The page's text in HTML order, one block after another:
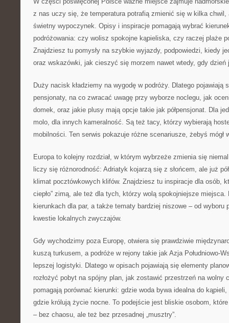
z nas uczy się, że temperatura potrafią zmienić się w kilka
świetny wypoczynek. Opisy i inspiracje pomagają wybrać
podróżowania: czy wolisz spokojne kąpieliska, czy raczej plaże
Znajdziesz tu pomysły na szybkie wyjazdy, podpowiedzi, kiedy
oraz wskazówki, jak cieszyć się morzem nawet wtedy, gdy dzień
Duży nacisk kładziemy na wygodę w podróży. Dlatego
pensjonaty, na co zwracać uwagę przy wyborze noclegu, jak
domek, oraz jakie plusy mają opcje takie jak półpensjonat. Dla
molo, dla innych kameralność. Są też tacy, którzy wybierają
mobilności. Ten serwis pokazuje różne scenariusze, żebyś mógł
Europa to kolejny rozdział, w którym wybrzeże zmienia się
liczy się różnorodność: Adriatyk kojarzą się z słońcem, ale już
klimat pocztówkowych klifów. Znajdziesz tu inspiracje dla osób,
ciepło” zimą, ale też dla tych, którzy wolą spokojniejsze miejsca.
kierunkach dla par, a także tematy bardziej niszowe – od wyboru
kwestie lokalnych zwyczajów.
Gdy wychodzimy poza Europę, otwiera się prawdziwie
kuszą turkusem, a podróże w rejony takie jak Azja Południowo-
lepszej logistyki. Dlatego w opisach pojawiają się elementy
rozłożyć pobyt na spójny plan, jak zostawić przestrzeń na wolny
pomagają porównać kierunki: gdzie woda bywa idealna do
gdzie królują życie nocne. To podejście jest bliskie osobom,
– bez chaosu, ale też bez przesadnej „musztry”.